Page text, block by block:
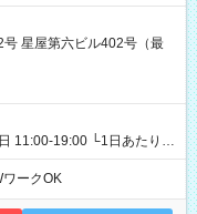
星屋第六ビル402号（最
11:00-19:00 └1日あたりの
であれば、いつでも勤務可
曜日でご勤務いただけま
ワークOK